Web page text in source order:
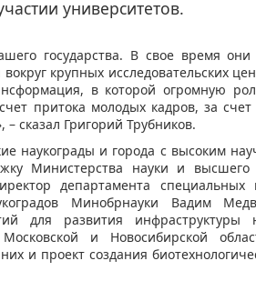
университетов.
государства. В свое время они
крупных исследовательских
в которой огромную
притока молодых кадров, за
– сказал Григорий Трубников.
наукограды и города с высоким
Министерства науки и
департамента специальных
Минобрнауки Вадим
для развития инфраструктуры
и Новосибирской
и проект создания